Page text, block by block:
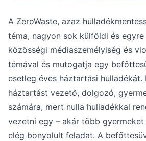
A ZeroWaste, azaz
téma, nagyon sok külföldi és
közösségi médiaszemélyiség és
témával és mutogatja egy
esetleg éves háztartási hulladékát.
háztartást vezető, dolgozó,
számára, mert nulla hulladékkal
vezetni egy – akár több gyermeket
elég bonyolult feladat. A